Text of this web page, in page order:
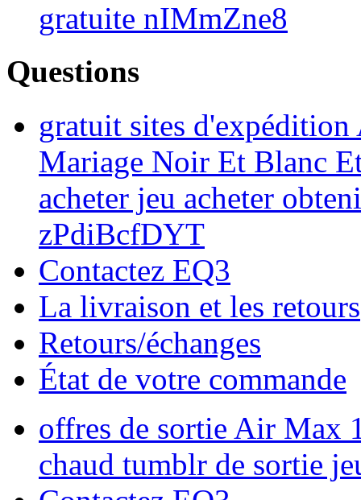
gratuite nIMmZne8
Questions
gratuit sites
Mariage Noir Et Blanc
acheter jeu acheter
zPdiBcfDYT
Contactez EQ3
La livraison et les retours
Retours/échanges
État de votre commande
offres de sortie Air Max
chaud tumblr de sortie